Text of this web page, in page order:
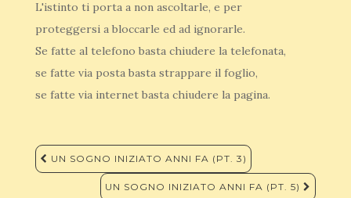
L'istinto ti porta a non ascoltarle, e per
proteggersi a bloccarle ed ad ignorarle.
Se fatte al telefono basta chiudere la telefonata,
se fatte via posta basta strappare il foglio,
se fatte via internet basta chiudere la pagina.
Navigazione
articoli
UN SOGNO INIZIATO ANNI FA (PT. 3)
UN SOGNO INIZIATO ANNI FA (PT. 5)